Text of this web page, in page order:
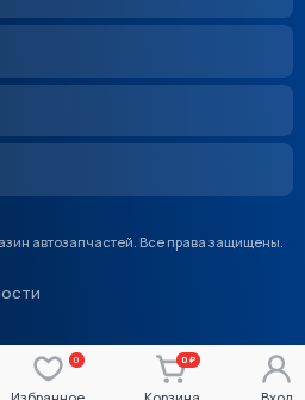
0 0 ₽
автозапчастей. Все права защищены.